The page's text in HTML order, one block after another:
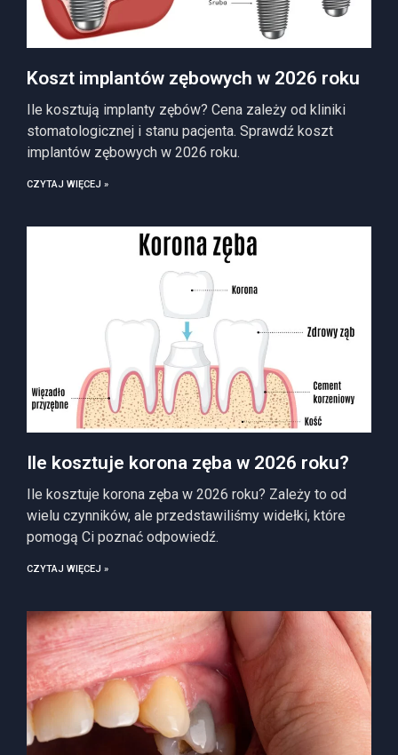
Koszt implantów zębowych w 2026 roku
Ile kosztują implanty zębów? Cena zależy od kliniki
stomatologicznej i stanu pacjenta. Sprawdź koszt
implantów zębowych w 2026 roku.
CZYTAJ WIĘCEJ »
Ile kosztuje korona zęba w 2026 roku?
Ile kosztuje korona zęba w 2026 roku? Zależy to od
wielu czynników, ale przedstawiliśmy widełki, które
pomogą Ci poznać odpowiedź.
CZYTAJ WIĘCEJ »